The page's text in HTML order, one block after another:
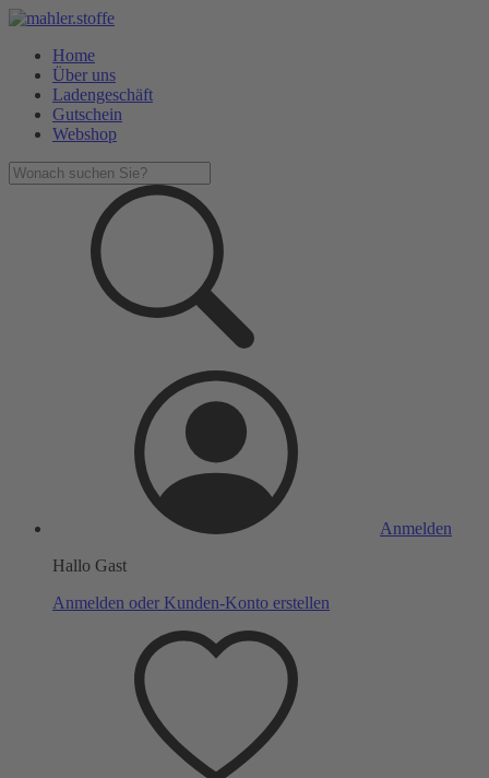
Home
Über uns
Ladengeschäft
Gutschein
Webshop
Anmelden
Hallo Gast
Anmelden oder Kunden-Konto erstellen